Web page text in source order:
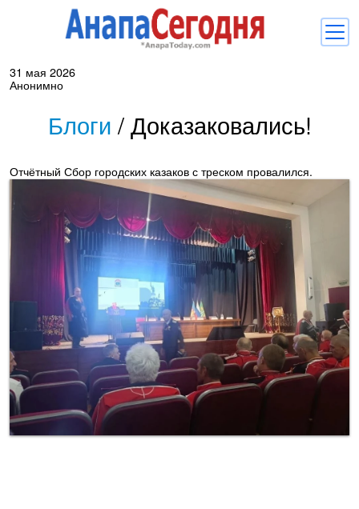
Комментарии
Балачка
Об Анапе
Библиотека
Регистрация и Вход
31 мая 2026
Анонимно
Блоги /Доказаковались!
Отчётный Сбор городских казаков с треском провалился.